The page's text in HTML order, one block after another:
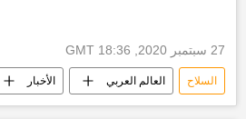
27 سبتمبر 2020, 18:36 GMT
السلاح العالم العربي الأخبار
الرئاسة الدولة